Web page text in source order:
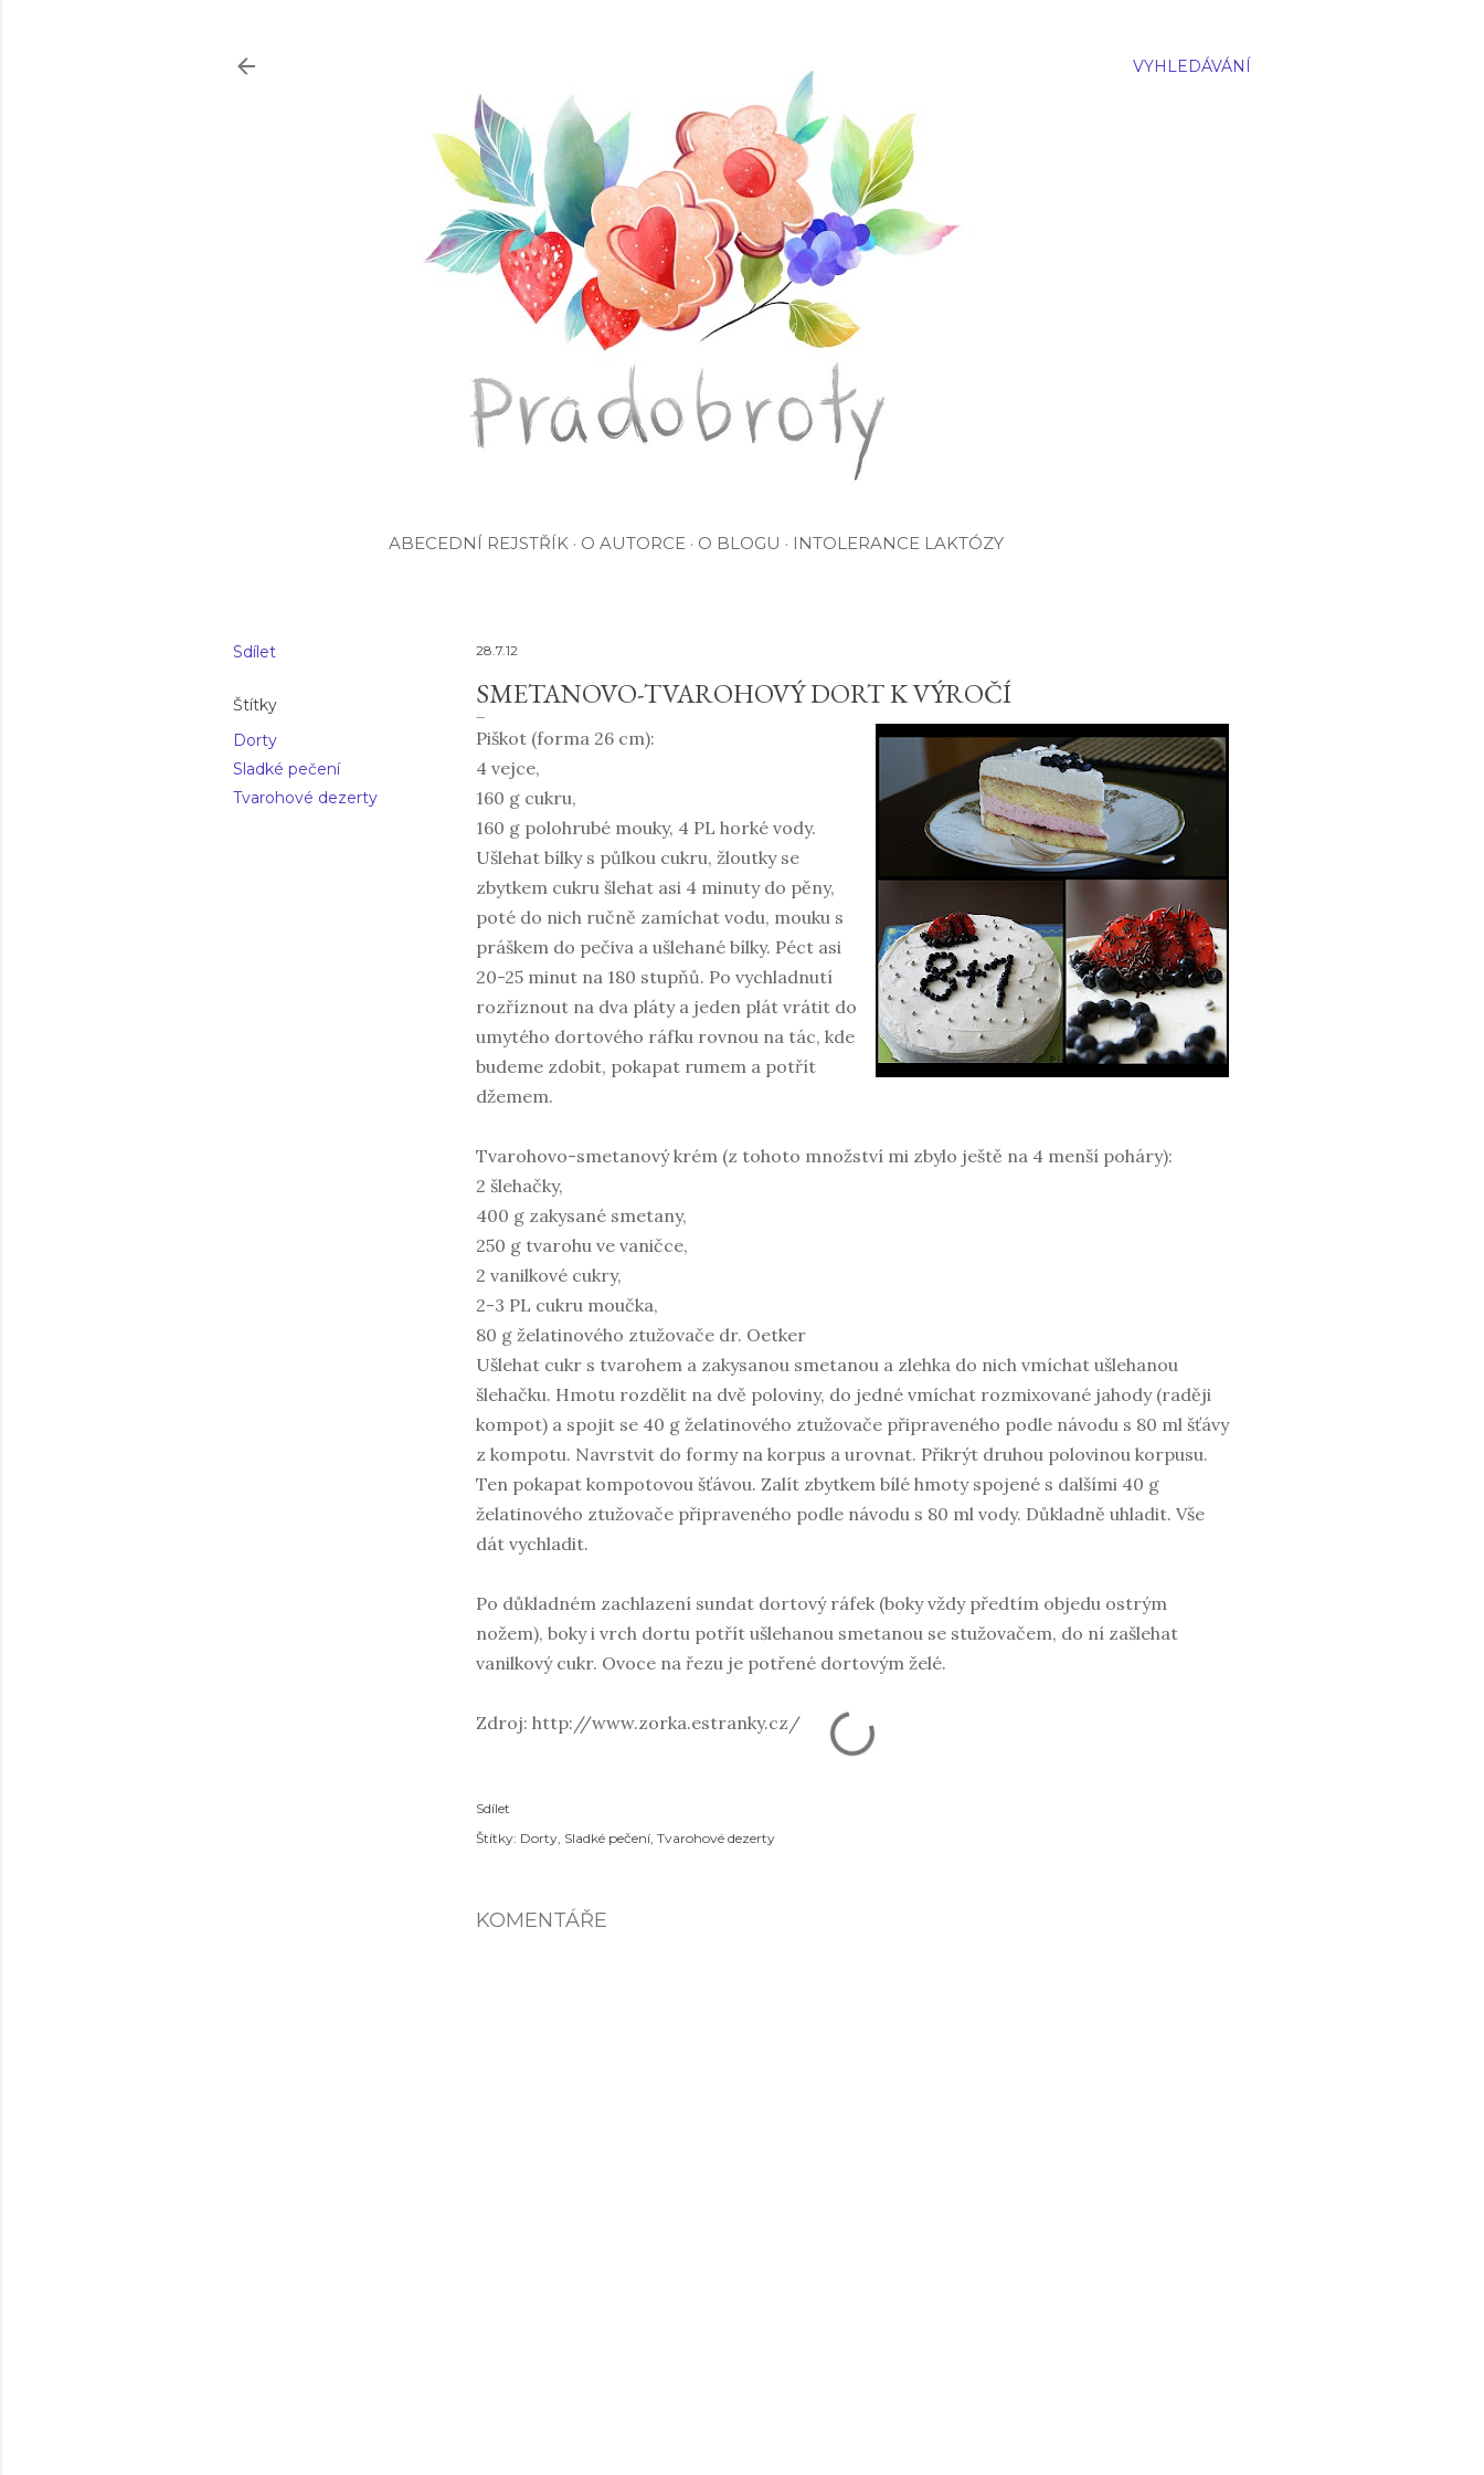
VYHLEDÁVÁNÍ
ABECEDNÍ REJSTŘÍK O AUTORCE O BLOGU INTOLERANCE LAKTÓZY
Sdílet
Štítky
Dorty
Sladké pečení
Tvarohové dezerty
28.7.12
SMETANOVO-TVAROHOVÝ DORT K VÝROČÍ
Piškot (forma 26 cm):
4 vejce,
160 g cukru,
160 g polohrubé mouky, 4 PL horké vody.
Ušlehat bílky s půlkou cukru, žloutky se
zbytkem cukru šlehat asi 4 minuty do pěny,
poté do nich ručně zamíchat vodu, mouku s
práškem do pečiva a ušlehané bílky. Péct asi
20-25 minut na 180 stupňů. Po vychladnutí
rozříznout na dva pláty a jeden plát vrátit do
umytého dortového ráfku rovnou na tác, kde
budeme zdobit, pokapat rumem a potřít
džemem.
Tvarohovo-smetanový krém (z tohoto množství mi zbylo ještě na 4 menší poháry):
2 šlehačky,
400 g zakysané smetany,
250 g tvarohu ve vaničce,
2 vanilkové cukry,
2-3 PL cukru moučka,
80 g želatinového ztužovače dr. Oetker
Ušlehat cukr s tvarohem a zakysanou smetanou a zlehka do nich vmíchat ušlehanou
šlehačku. Hmotu rozdělit na dvě poloviny, do jedné vmíchat rozmixované jahody (raději
kompot) a spojit se 40 g želatinového ztužovače připraveného podle návodu s 80 ml šťávy
z kompotu. Navrstvit do formy na korpus a urovnat. Přikrýt druhou polovinou korpusu.
Ten pokapat kompotovou šťávou. Zalít zbytkem bílé hmoty spojené s dalšími 40 g
želatinového ztužovače připraveného podle návodu s 80 ml vody. Důkladně uhladit. Vše
dát vychladit.
Po důkladném zachlazení sundat dortový ráfek (boky vždy předtím objedu ostrým
nožem), boky i vrch dortu potřít ušlehanou smetanou se stužovačem, do ní zašlehat
vanilkový cukr. Ovoce na řezu je potřené dortovým želé.
Zdroj: http://www.zorka.estranky.cz/
Sdílet
Štítky: Dorty Sladké pečení Tvarohové dezerty
KOMENTÁŘE